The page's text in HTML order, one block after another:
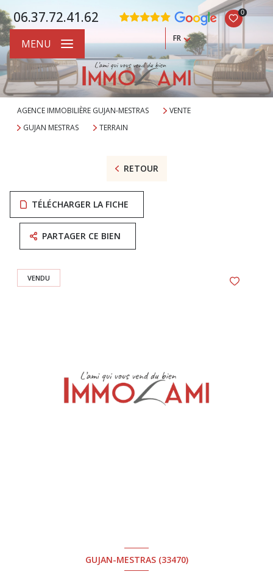
06.37.72.41.62 0
FR
MENU
AGENCE IMMOBILIÈRE GUJAN-MESTRAS
VENTE
GUJAN MESTRAS
TERRAIN
RETOUR
TÉLÉCHARGER LA FICHE
PARTAGER CE BIEN
VENDU
GUJAN-MESTRAS (33470)